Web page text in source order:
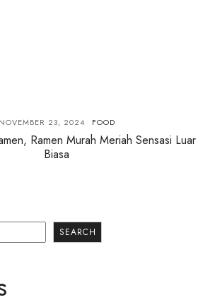
NOVEMBER 23, 2024 FOOD
Ramen Murah Meriah Sensasi Luar
Biasa
SEARCH